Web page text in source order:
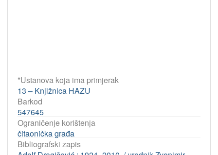
*Ustanova koja ima primjerak
13 – Knjižnica HAZU
Barkod
547645
Ograničenje korištenja
čitaonička građa
Bibliografski zapis